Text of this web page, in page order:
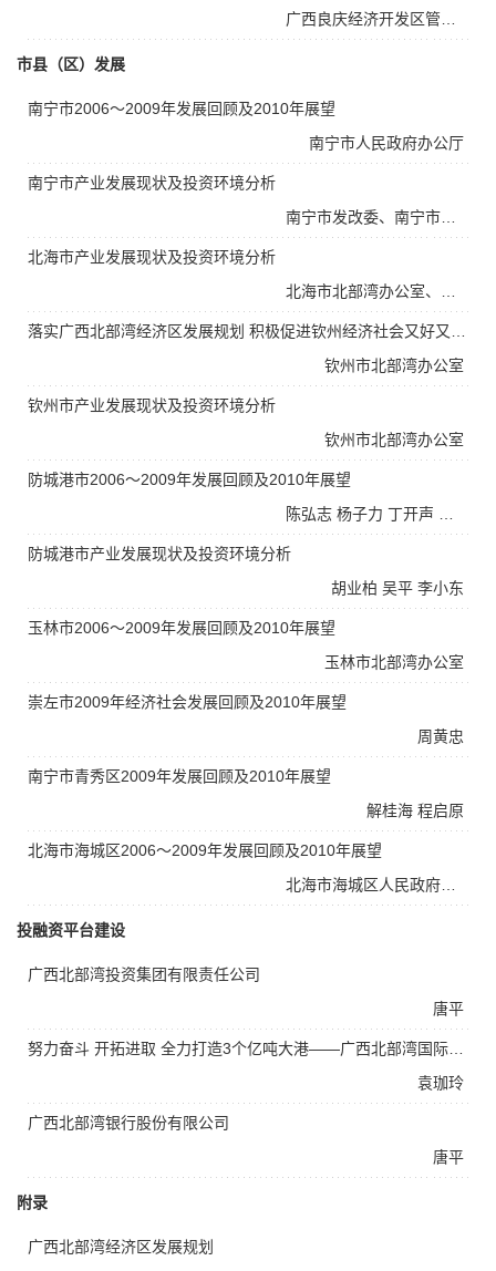
广西良庆经济开发区管理委员会
市县（区）发展
南宁市人民政府办公厅
南宁市2006～2009年发展回顾及2010年展望
南宁市发改委、南宁市北部湾办公室
南宁市产业发展现状及投资环境分析
北海市北部湾办公室、北海市发改委
北海市产业发展现状及投资环境分析
钦州市北部湾办公室
落实广西北部湾经济区发展规划 积极促进钦州经济社会又好又快发展
钦州市北部湾办公室
钦州市产业发展现状及投资环境分析
陈弘志 杨子力 丁开声 张钟范
防城港市2006～2009年发展回顾及2010年展望
胡业柏 吴平 李小东
防城港市产业发展现状及投资环境分析
玉林市北部湾办公室
玉林市2006～2009年发展回顾及2010年展望
周黄忠
崇左市2009年经济社会发展回顾及2010年展望
解桂海 程启原
南宁市青秀区2009年发展回顾及2010年展望
北海市海城区人民政府办公室
北海市海城区2006～2009年发展回顾及2010年展望
投融资平台建设
唐平
广西北部湾投资集团有限责任公司
袁珈玲
努力奋斗 开拓进取 全力打造3个亿吨大港——广西北部湾国际港务集团发展回顾与展望
唐平
广西北部湾银行股份有限公司
附录
广西北部湾经济区发展规划